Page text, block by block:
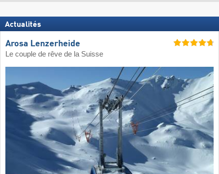
Actualités
Arosa Lenzerheide
Le couple de rêve de la Suisse